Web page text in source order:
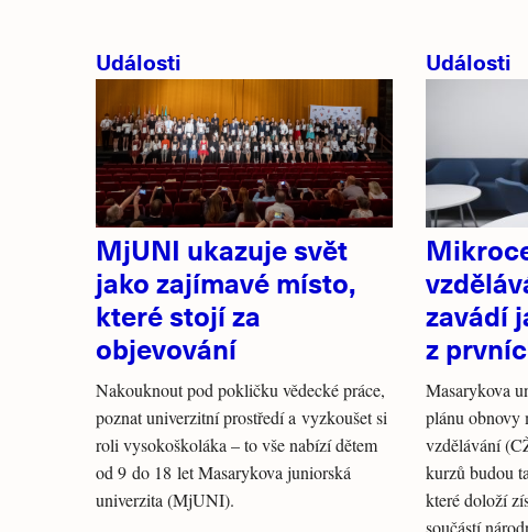
Události
MjUNI ukazuje svět
jako zajímavé místo,
které stojí za
objevování
Nakouknout pod pokličku vědecké práce,
poznat univerzitní prostředí a vyzkoušet si
roli vysokoškoláka – to vše nabízí dětem
od 9 do 18 let Masarykova juniorská
univerzita (MjUNI).
Události
zavádí
z
Masarykova
plánu obnovy
vzdělávání
kurzů budou
které doloží
součástí